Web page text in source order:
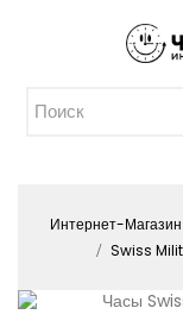
Интернет-
Swiss